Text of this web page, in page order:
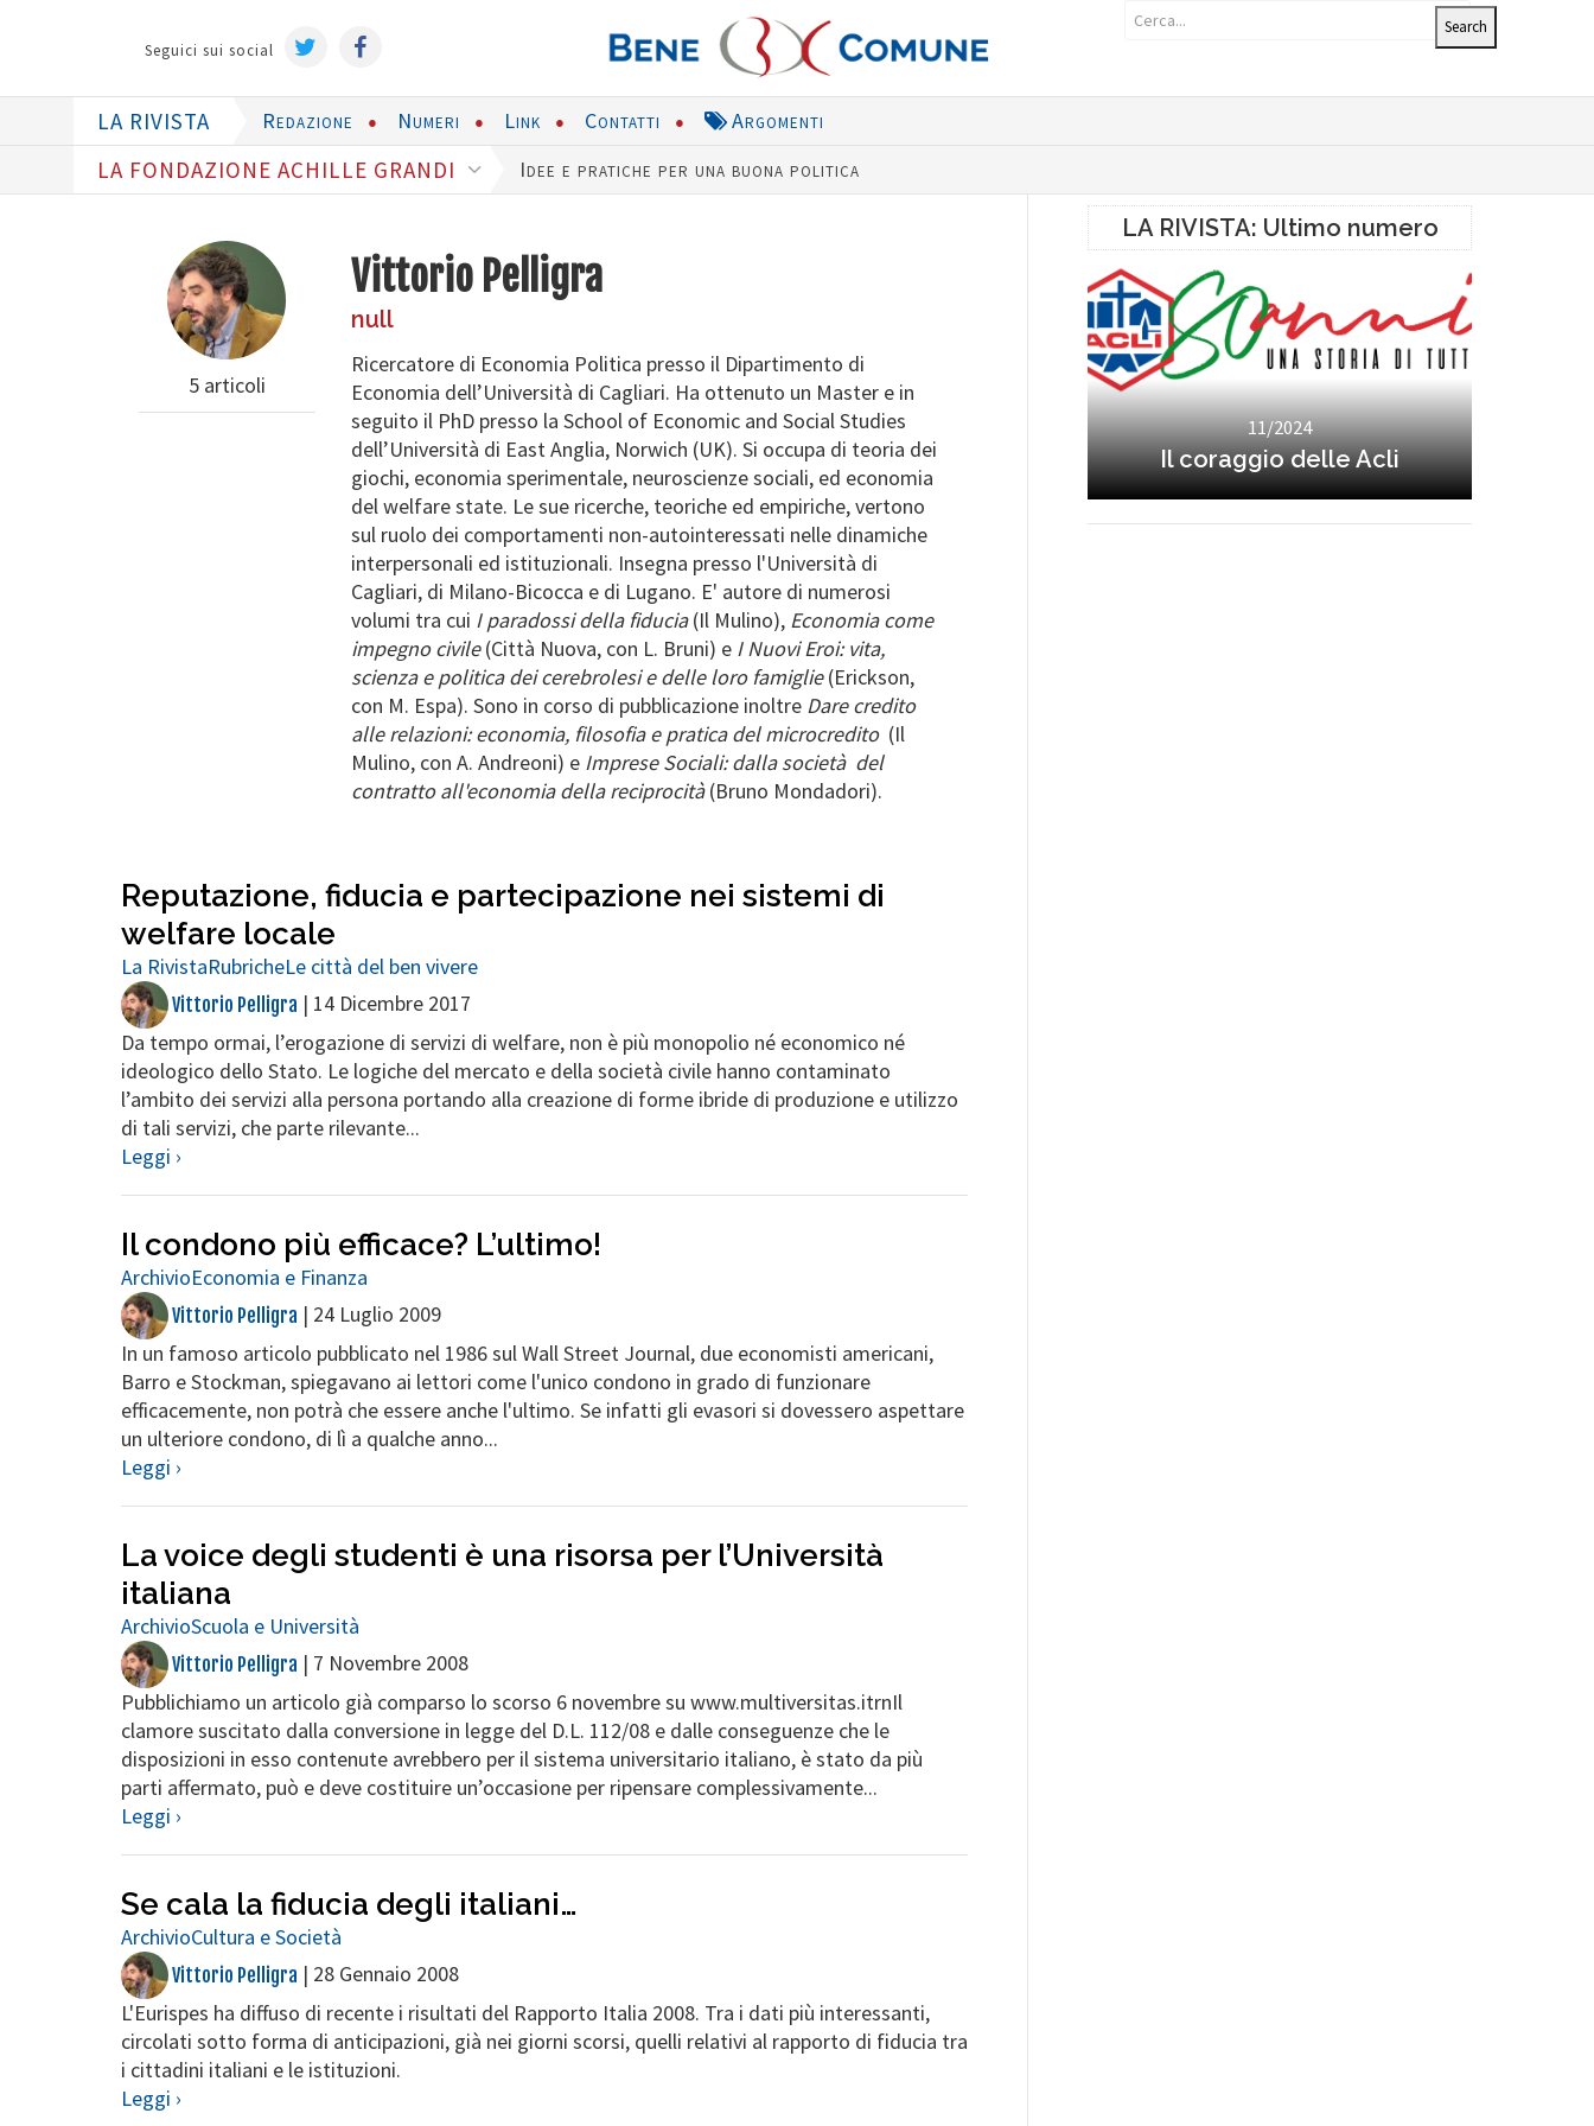
Seguici sui social
LA RIVISTA Redazione Numeri Link Contatti Argomenti
LA FONDAZIONE ACHILLE GRANDI Idee e pratiche per una buona politica
5 articoli
Vittorio Pelligra
null
Ricercatore di Economia Politica presso il Dipartimento di
Economia dell’Università di Cagliari. Ha ottenuto un Master e in
seguito il PhD presso la School of Economic and Social Studies
dell’Università di East Anglia, Norwich (UK). Si occupa di teoria dei
giochi, economia sperimentale, neuroscienze sociali, ed economia
del welfare state. Le sue ricerche, teoriche ed empiriche, vertono
sul ruolo dei comportamenti non-autointeressati nelle dinamiche
interpersonali ed istituzionali. Insegna presso l'Università di
Cagliari, di Milano-Bicocca e di Lugano. E' autore di numerosi
volumi tra cui I paradossi della fiducia(Il Mulino), Economia come
impegno civile(Città Nuova, con L. Bruni) e I Nuovi Eroi: vita,
scienza e politica dei cerebrolesi e delle loro famiglie(Erickson,
con M. Espa). Sono in corso di pubblicazione inoltre Dare credito
alle relazioni: economia, filosofia e pratica del microcredito(Il
Mulino, con A. Andreoni) e Imprese Sociali: dalla società del
contratto all'economia della reciprocità(Bruno Mondadori).
Reputazione, fiducia e partecipazione nei sistemi di
welfare locale
La RivistaRubricheLe città del ben vivere
Vittorio Pelligra | 14 Dicembre 2017
Da tempo ormai, l’erogazione di servizi di welfare, non è più monopolio né economico né
ideologico dello Stato. Le logiche del mercato e della società civile hanno contaminato
l’ambito dei servizi alla persona portando alla creazione di forme ibride di produzione e utilizzo
di tali servizi, che parte rilevante...
Leggi ›
Il condono più efficace? L’ultimo!
ArchivioEconomia e Finanza
Vittorio Pelligra | 24 Luglio 2009
In un famoso articolo pubblicato nel 1986 sul Wall Street Journal, due economisti americani,
Barro e Stockman, spiegavano ai lettori come l'unico condono in grado di funzionare
efficacemente, non potrà che essere anche l'ultimo. Se infatti gli evasori si dovessero aspettare
un ulteriore condono, di lì a qualche anno...
Leggi ›
La voice degli studenti è una risorsa per l’Università
italiana
ArchivioScuola e Università
Vittorio Pelligra | 7 Novembre 2008
Pubblichiamo un articolo già comparso lo scorso 6 novembre su www.multiversitas.itrnIl
clamore suscitato dalla conversione in legge del D.L. 112/08 e dalle conseguenze che le
disposizioni in esso contenute avrebbero per il sistema universitario italiano, è stato da più
parti affermato, può e deve costituire un’occasione per ripensare complessivamente...
Leggi ›
Se cala la fiducia degli italiani…
ArchivioCultura e Società
Vittorio Pelligra | 28 Gennaio 2008
L'Eurispes ha diffuso di recente i risultati del Rapporto Italia 2008. Tra i dati più interessanti,
circolati sotto forma di anticipazioni, già nei giorni scorsi, quelli relativi al rapporto di fiducia tra
i cittadini italiani e le istituzioni.
Leggi ›
LA RIVISTA: Ultimo numero
11/2024
Il coraggio delle Acli